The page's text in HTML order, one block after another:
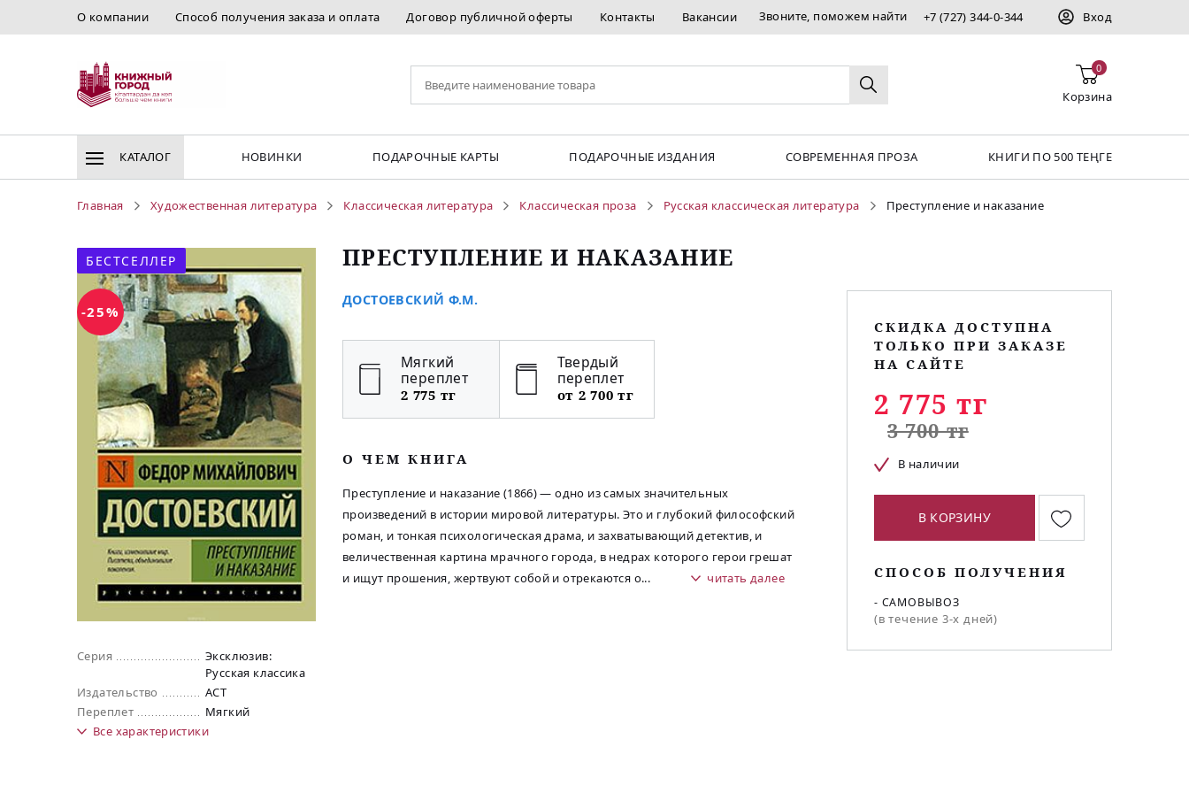
О компании Способ получения заказа и оплата Договор публичной оферты Контакты Вакансии Звоните, поможем найти +7 (727) 344-0-344 Вход
0
Корзина
КАТАЛОГ НОВИНКИ ПОДАРОЧНЫЕ КАРТЫ ПОДАРОЧНЫЕ ИЗДАНИЯ СОВРЕМЕННАЯ ПРОЗА КНИГИ ПО 500 ТЕҢГЕ
Главная Художественная литература Классическая литература Классическая проза Русская классическая литература Преступление и наказание
БЕСТСЕЛЛЕР
-25%
Серия
Эксклюзив:
Русская классика
Издательство
АСТ
Переплет
Мягкий
Все характеристики
ПРЕСТУПЛЕНИЕ И НАКАЗАНИЕ
ДОСТОЕВСКИЙ Ф.М.
Мягкий
переплет
2 775 тг
Твердый
переплет
от 2 700 тг
O ЧЕМ КНИГА
Преступление и наказание (1866) — одно из самых значительных
произведений в истории мировой литературы. Это и глубокий философский
роман, и тонкая психологическая драма, и захватывающий детектив, и
величественная картина мрачного города, в недрах которого герои грешат
и ищут прошения, жертвуют собой и отрекаются о... читать далее
СКИДКА ДОСТУПНА
ТОЛЬКО ПРИ ЗАКАЗЕ
НА САЙТЕ
2 775 тг
3 700 тг
В наличии
В КОРЗИНУ
СПОСОБ ПОЛУЧЕНИЯ
- САМОВЫВОЗ
(в течение 3-х дней)